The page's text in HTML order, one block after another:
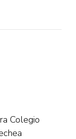
Colegio